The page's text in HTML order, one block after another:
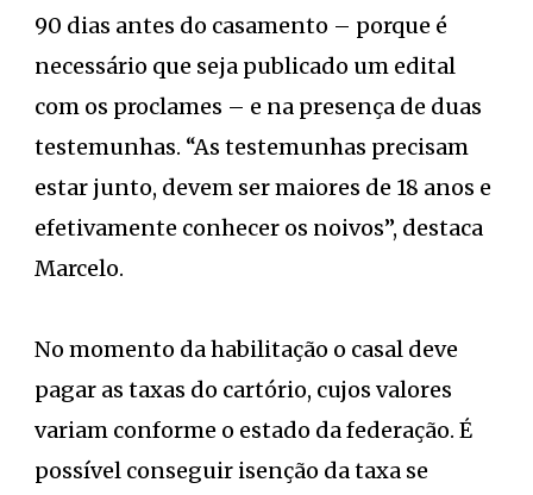
90 dias antes do casamento – porque é
necessário que seja publicado um edital
com os proclames – e na presença de duas
testemunhas. “As testemunhas precisam
estar junto, devem ser maiores de 18 anos e
efetivamente conhecer os noivos”, destaca
Marcelo.
No momento da habilitação o casal deve
pagar as taxas do cartório, cujos valores
variam conforme o estado da federação. É
possível conseguir isenção da taxa se